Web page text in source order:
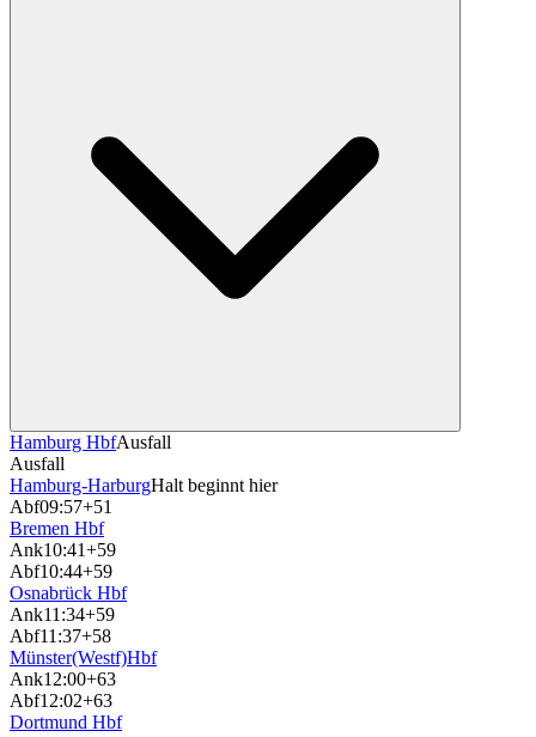
Hamburg HbfAusfall
Ausfall
Hamburg-HarburgHalt beginnt hier
Abf09:57+51
Bremen Hbf
Ank10:41+59
Abf10:44+59
Osnabrück Hbf
Ank11:34+59
Abf11:37+58
Münster(Westf)Hbf
Ank12:00+63
Abf12:02+63
Dortmund Hbf